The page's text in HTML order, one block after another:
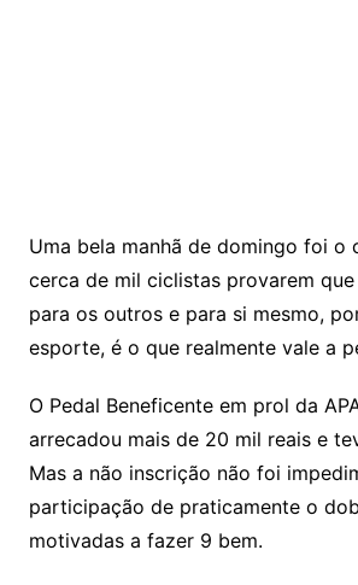
Uma bela manhã de domingo foi o
cerca de mil ciclistas provarem
para os outros e para si mesmo,
esporte, é o que realmente vale a
O Pedal Beneficente em prol da
arrecadou mais de 20 mil reais e
Mas a não inscrição não foi
participação de praticamente o
motivadas a fazer 9 bem.